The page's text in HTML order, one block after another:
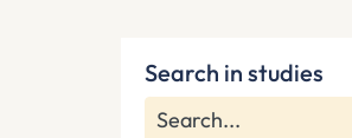
Search in studies